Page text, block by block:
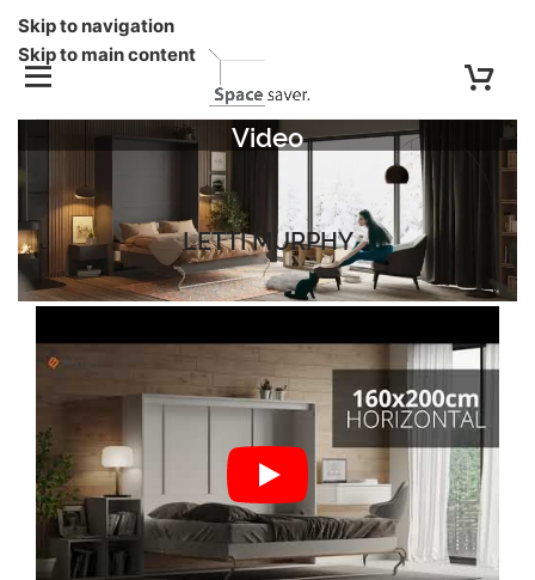
Skip to navigation
Skip to main content
Video
LETTI MURPHY